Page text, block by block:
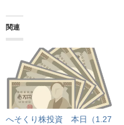
関連
へそくり株投資 本日（1.27